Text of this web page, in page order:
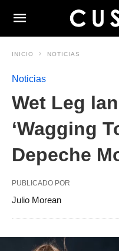
INICIO NOTICIAS
Noticias
Wet Leg
‘Wagging
Depeche
PUBLICADO POR
Julio Morean